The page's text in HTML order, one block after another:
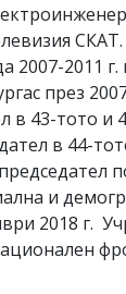
2007-2011 г.
през
в 43-тото и
в 44-
и
2018 г.